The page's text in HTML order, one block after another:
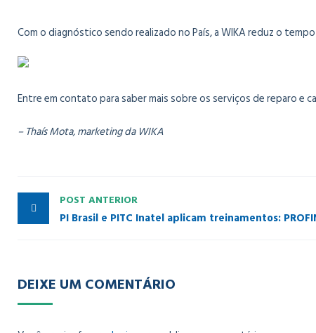
Com o diagnóstico sendo realizado no País, a WIKA reduz o
Entre em contato para saber mais sobre os serviços de reparo e
– Thaís Mota, marketing da WIKA
POST ANTERIOR
PI Brasil e PITC Inatel aplicam treinamentos:
DEIXE UM COMENTÁRIO